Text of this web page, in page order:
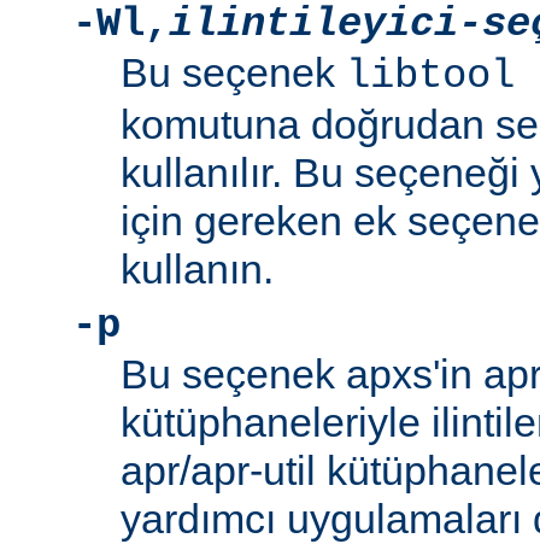
-Wl,ilintileyici-
Bu seçenek libtool
komutuna doğrudan
kullanılır. Bu
için gereken ek
kullanın.
-p
Bu seçenek apxs'in
kütüphaneleriyle
apr/apr-util
yardımcı